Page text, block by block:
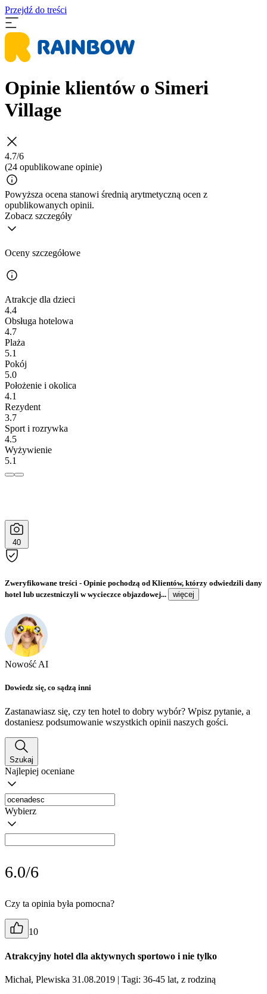
Przejdź do treści
Opinie klientów o Simeri
Village
4.7/6
(24 opublikowane opinie)
Powyższa ocena stanowi średnią arytmetyczną ocen z
opublikowanych opinii.
Zobacz szczegóły
Oceny szczegółowe
Atrakcje dla dzieci
4.4
Obsługa hotelowa
4.7
Plaża
5.1
Pokój
5.0
Położenie i okolica
4.1
Rezydent
3.7
Sport i rozrywka
4.5
Wyżywienie
5.1
40
Zweryfikowane treści - Opinie pochodzą od Klientów, którzy odwiedzili dany
hotel lub uczestniczyli w wycieczce objazdowej...
więcej
Nowość AI
Dowiedz się, co sądzą inni
Zastanawiasz się, czy ten hotel to dobry wybór? Wpisz pytanie, a
dostaniesz podsumowanie wszystkich opinii naszych gości.
Szukaj
Najlepiej oceniane
Wybierz
6.0/6
Czy ta opinia była pomocna?
10
Atrakcyjny hotel dla aktywnych sportowo i nie tylko
Michał, Plewiska 31.08.2019 | Tagi: 36-45 lat, z rodziną